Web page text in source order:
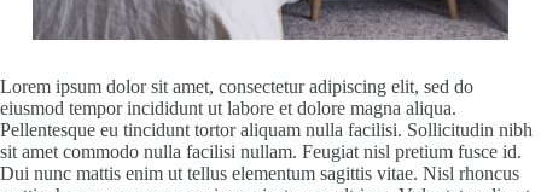
Lorem ipsum dolor sit amet, consectetur adipiscing elit, sed do
eiusmod tempor incididunt ut labore et dolore magna aliqua.
Pellentesque eu tincidunt tortor aliquam nulla facilisi. Sollicitudin nibh
sit amet commodo nulla facilisi nullam. Feugiat nisl pretium fusce id.
Dui nunc mattis enim ut tellus elementum sagittis vitae. Nisl rhoncus